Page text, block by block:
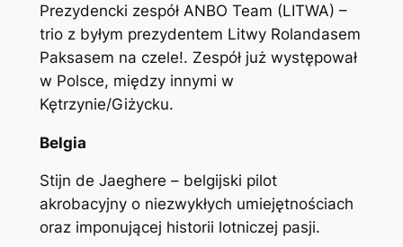
Prezydencki zespół ANBO Team (LITWA) –
trio z byłym prezydentem Litwy Rolandasem
Paksasem na czele!. Zespół już występował
w Polsce, między innymi w
Kętrzynie/Giżycku.
Belgia
Stijn de Jaeghere – belgijski pilot
akrobacyjny o niezwykłych umiejętnościach
oraz imponującej historii lotniczej pasji.